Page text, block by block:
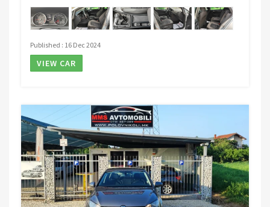
Published : 16 Dec 2024
VIEW CAR